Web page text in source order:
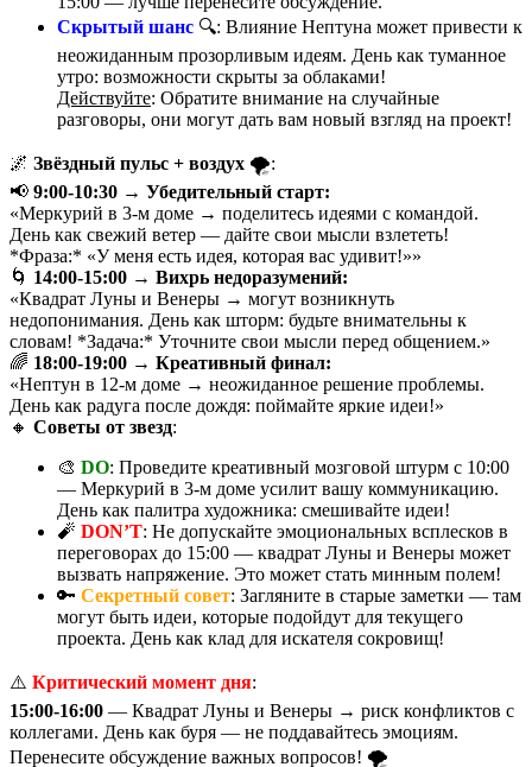
Скрытый шанс 🔍: Влияние Нептуна может привести к
неожиданным прозорливым идеям. День как туманное
утро: возможности скрыты за облаками!
Действуйте: Обратите внимание на случайные
разговоры, они могут дать вам новый взгляд на проект!
🌌 Звёздный пульс + воздух 🌪️:
📢 9:00-10:30 → Убедительный старт:
«Меркурий в 3-м доме → поделитесь идеями с командой.
День как свежий ветер — дайте свои мысли взлететь!
*Фраза:* «У меня есть идея, которая вас удивит!»»
🌀 14:00-15:00 → Вихрь недоразумений:
«Квадрат Луны и Венеры → могут возникнуть
недопонимания. День как шторм: будьте внимательны к
словам! *Задача:* Уточните свои мысли перед общением.»
🌈 18:00-19:00 → Креативный финал:
«Нептун в 12-м доме → неожиданное решение проблемы.
День как радуга после дождя: поймайте яркие идеи!»
🔸 Советы от звезд:
🎨 DO: Проведите креативный мозговой штурм с 10:00
— Меркурий в 3-м доме усилит вашу коммуникацию.
День как палитра художника: смешивайте идеи!
🧨 DON’T: Не допускайте эмоциональных всплесков в
переговорах до 15:00 — квадрат Луны и Венеры может
вызвать напряжение. Это может стать минным полем!
🔑 Секретный совет: Загляните в старые заметки — там
могут быть идеи, которые подойдут для текущего
проекта. День как клад для искателя сокровищ!
⚠️ Критический момент дня:
15:00-16:00 — Квадрат Луны и Венеры → риск конфликтов с
коллегами. День как буря — не поддавайтесь эмоциям.
Перенесите обсуждение важных вопросов! 🌪️